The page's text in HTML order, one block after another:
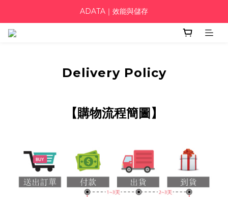
ADATA｜效能與儲存
Delivery Policy
【購物流程簡圖】